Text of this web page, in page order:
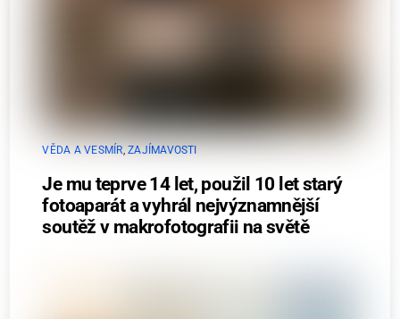
VĚDA A VESMÍR,ZAJÍMAVOSTI
Je mu teprve 14 let, použil 10 let starý
fotoaparát a vyhrál nejvýznamnější
soutěž v makrofotografii na světě